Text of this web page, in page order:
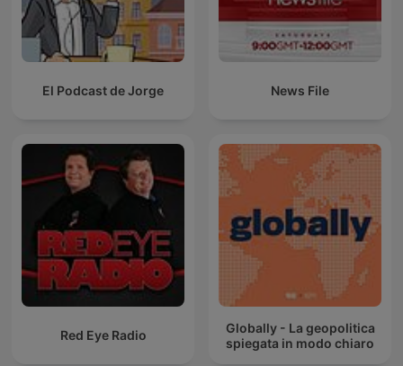
El Podcast de Jorge News File
Red Eye Radio
Globally - La geopolitica
spiegata in modo chiaro